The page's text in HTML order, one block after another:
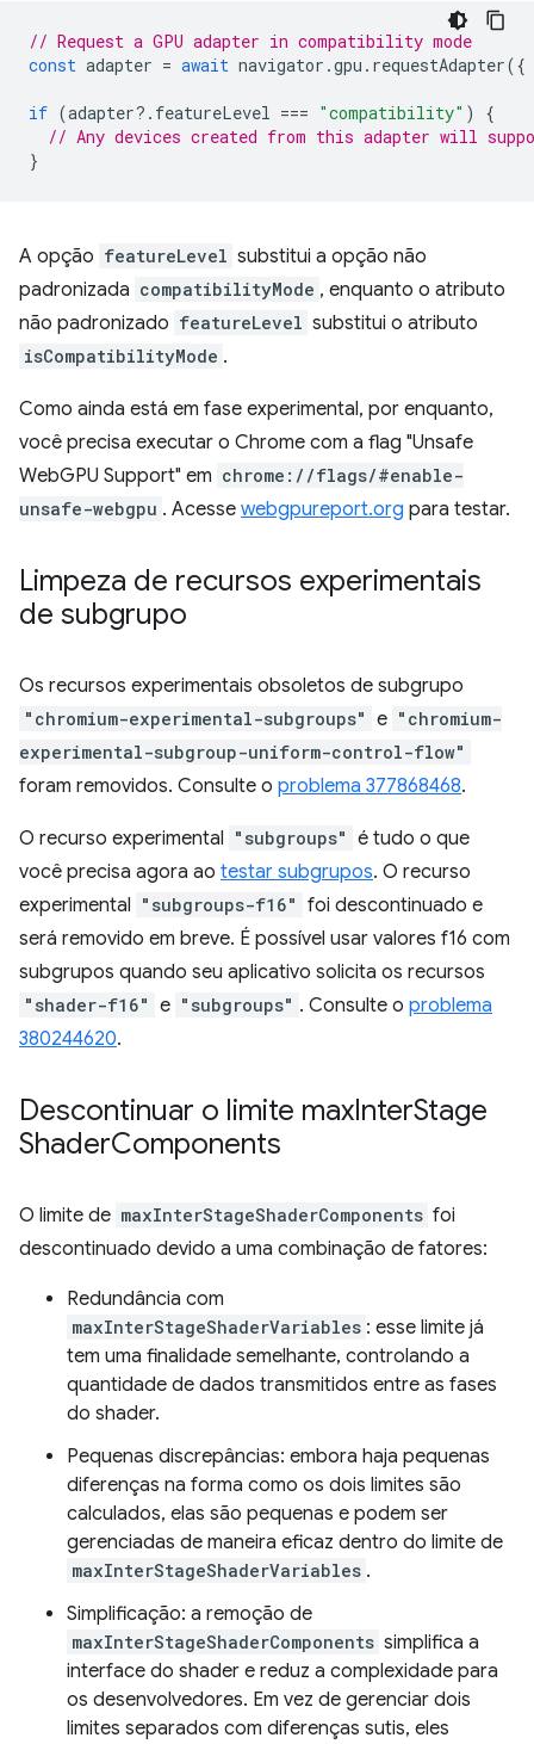
// Request a GPU adapter in compatibility mode
const adapter = await navigator .gpu . requestAdapter({
if (adapter? . featureLevel === "compatibility" )
{
// Any devices created from this adapter will
}
A opção featureLevel substitui a opção não
padronizada compatibilityMode , enquanto o atributo
não padronizado featureLevel substitui o atributo
isCompatibilityMode .
Como ainda está em fase experimental, por enquanto,
você precisa executar o Chrome com a flag "Unsafe
WebGPU Support" em chrome://flags/#enable-
unsafe-webgpu . Acesse webgpureport.org para testar.
Limpeza de recursos experimentais
de subgrupo
Os recursos experimentais obsoletos de subgrupo
"chromium-experimental-subgroups" e "chromium-
experimental-subgroup-uniform-control-flow"
foram removidos. Consulte o problema 377868468.
O recurso experimental "subgroups" é tudo o que
você precisa agora ao testar subgrupos. O recurso
experimental "subgroups-f16" foi descontinuado e
será removido em breve. É possível usar valores f16 com
subgrupos quando seu aplicativo solicita os recursos
"shader-f16" e "subgroups" . Consulte o problema
380244620.
Descontinuar o limite maxInterStage
ShaderComponents
O limite de maxInterStageShaderComponents foi
descontinuado devido a uma combinação de fatores:
Redundância com
maxInterStageShaderVariables : esse limite já
tem uma finalidade semelhante, controlando a
quantidade de dados transmitidos entre as fases
do shader.
Pequenas discrepâncias: embora haja pequenas
diferenças na forma como os dois limites são
calculados, elas são pequenas e podem ser
gerenciadas de maneira eficaz dentro do limite de
maxInterStageShaderVariables .
Simplificação: a remoção de
maxInterStageShaderComponents simplifica a
interface do shader e reduz a complexidade para
os desenvolvedores. Em vez de gerenciar dois
limites separados com diferenças sutis, eles